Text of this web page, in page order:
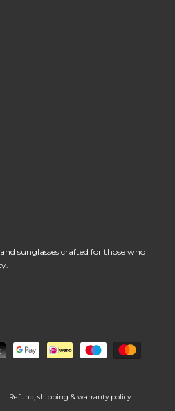
sunglasses crafted for those who
Refund, shipping & warranty policy